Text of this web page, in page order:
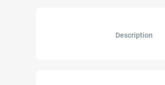
Description